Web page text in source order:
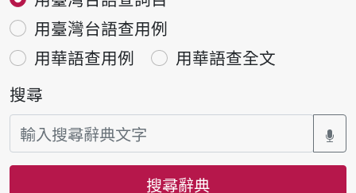
用臺灣台語查用例
用華語查用例
用華語查全文
搜尋
搜尋辭典